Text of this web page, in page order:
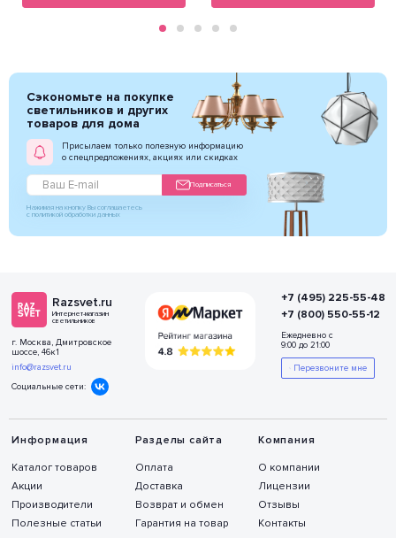
Сэкономьте на покупке
светильников и других
товаров для дома
Присылаем только полезную информацию
о спецпредложениях, акциях или скидках
Подписаться
Нажимая на кнопку Вы соглашаетесь
с политикой обработки данных
Razsvet.ru
Интернет-магазин
светильников
г. Москва, Дмитровское
шоссе, 46к1
info@razsvet.ru
Социальные сети:
Информация
Каталог товаров
Акции
Производители
Полезные статьи
Разделы сайта
Оплата
Доставка
Возврат и обмен
Гарантия на товар
Компания
О компании
Лицензии
Отзывы
Контакты
+7 (495) 225-55-48
+7 (800) 550-55-12
Ежедневно с
9:00 до 21:00
Перезвоните мне